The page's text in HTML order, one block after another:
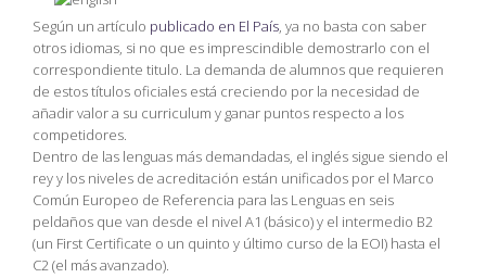
Según un artículo publicado en El País, ya no basta con saber
otros idiomas, si no que es imprescindible demostrarlo con el
correspondiente titulo. La demanda de alumnos que requieren
de estos títulos oficiales está creciendo por la necesidad de
añadir valor a su curriculum y ganar puntos respecto a los
competidores.
Dentro de las lenguas más demandadas, el inglés sigue siendo el
rey y los niveles de acreditación están unificados por el Marco
Común Europeo de Referencia para las Lenguas en seis
peldaños que van desde el nivel A1 (básico) y el intermedio B2
(un First Certificate o un quinto y último curso de la EOI) hasta el
C2 (el más avanzado).